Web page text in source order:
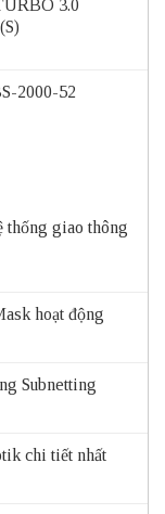
3.0
2000-52
thống giao thông
hoạt động
Subnetting
chi tiết nhất